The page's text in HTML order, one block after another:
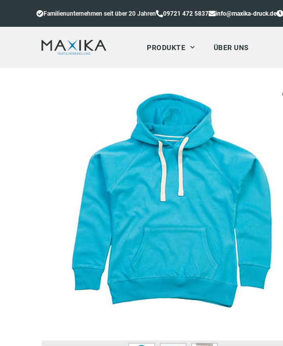
Familienunternehmen seit über 20 Jahren 09721 472 5837 info@maxika-druck.de
PRODUKTE ÜBER UNS